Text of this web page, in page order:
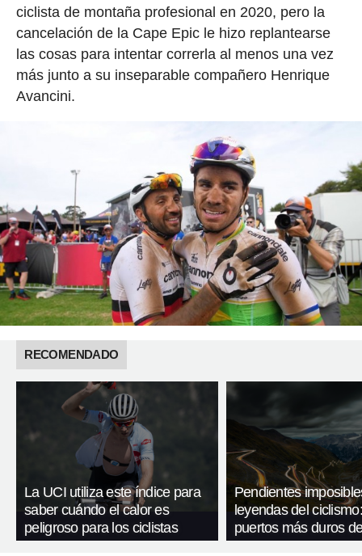
ciclista de montaña profesional en 2020, pero la
cancelación de la Cape Epic le hizo replantearse
las cosas para intentar correrla al menos una vez
más junto a su inseparable compañero Henrique
Avancini.
RECOMENDADO
La UCI utiliza este índice para
saber cuándo el calor es
peligroso para los ciclistas
Pendientes
leyendas del
puertos más duros